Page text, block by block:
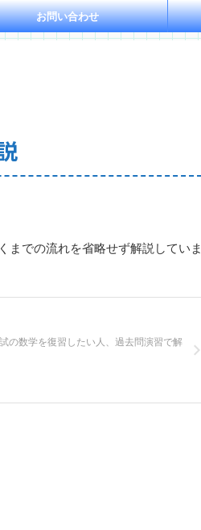
お問い合わせ
での流れを省略せず解説していま
の数学を復習したい人、過去問演習で解